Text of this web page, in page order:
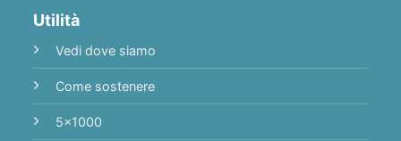
Utilità
Vedi dove siamo
Come sostenere
5x1000